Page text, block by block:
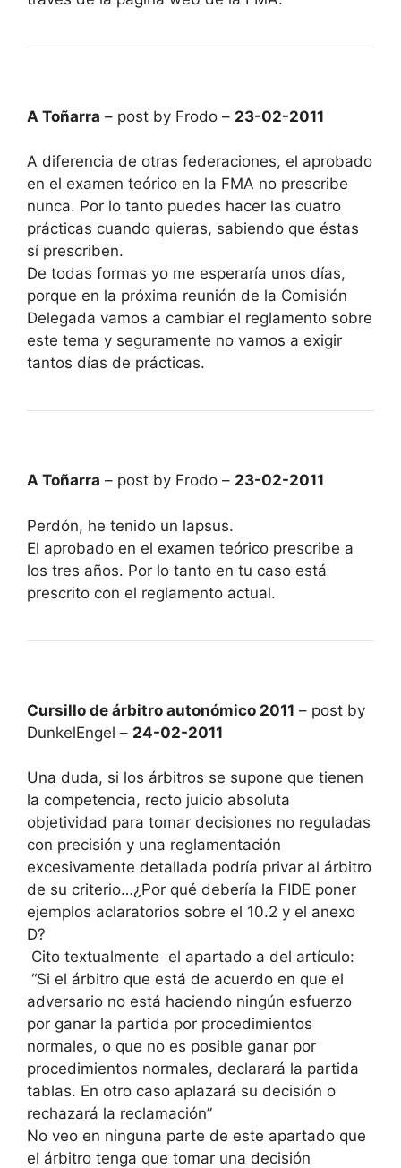
A Toñarra – post by Frodo – 23-02-2011
A diferencia de otras federaciones, el aprobado
en el examen teórico en la FMA no prescribe
nunca. Por lo tanto puedes hacer las cuatro
prácticas cuando quieras, sabiendo que éstas
sí prescriben.
De todas formas yo me esperaría unos días,
porque en la próxima reunión de la Comisión
Delegada vamos a cambiar el reglamento sobre
este tema y seguramente no vamos a exigir
tantos días de prácticas.
A Toñarra – post by Frodo – 23-02-2011
Perdón, he tenido un lapsus.
El aprobado en el examen teórico prescribe a
los tres años. Por lo tanto en tu caso está
prescrito con el reglamento actual.
Cursillo de árbitro autonómico 2011 – post by
DunkelEngel – 24-02-2011
Una duda, si los árbitros se supone que tienen
la competencia, recto juicio absoluta
objetividad para tomar decisiones no reguladas
con precisión y una reglamentación
excesivamente detallada podría privar al árbitro
de su criterio…¿Por qué debería la FIDE poner
ejemplos aclaratorios sobre el 10.2 y el anexo
D?
Cito textualmente el apartado a del artículo:
“Si el árbitro que está de acuerdo en que el
adversario no está haciendo ningún esfuerzo
por ganar la partida por procedimientos
normales, o que no es posible ganar por
procedimientos normales, declarará la partida
tablas. En otro caso aplazará su decisión o
rechazará la reclamación”
No veo en ninguna parte de este apartado que
el árbitro tenga que tomar una decisión